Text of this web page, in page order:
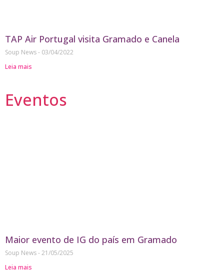
TAP Air Portugal visita Gramado e Canela
Soup News
03/04/2022
Leia mais
Eventos
Maior evento de IG do país em Gramado
Soup News 21/05/2025
Leia mais